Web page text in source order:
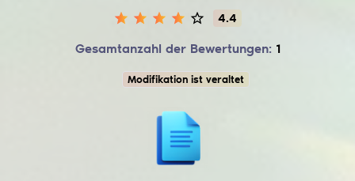
4.4
Gesamtanzahl der Bewertungen: 1
Modifikation ist veraltet